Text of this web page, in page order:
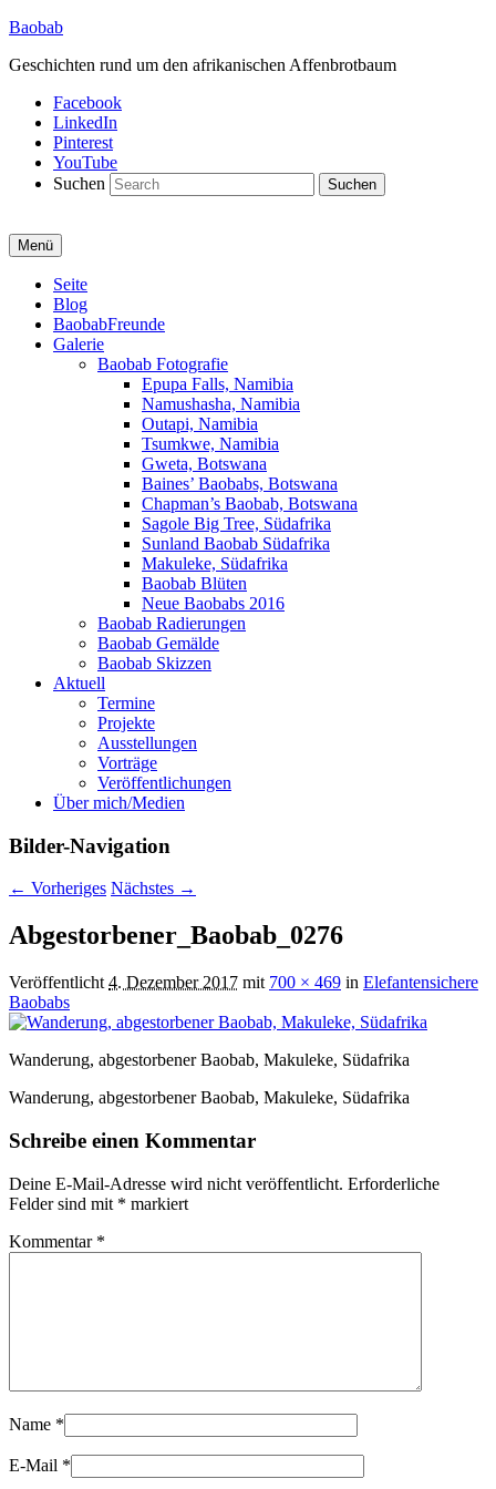
Baobab
Geschichten rund um den afrikanischen Affenbrotbaum
Facebook
LinkedIn
Pinterest
YouTube
Suchen
Menü
Primäres
Menü
Seite
Blog
BaobabFreunde
Galerie
Baobab Fotografie
Epupa Falls, Namibia
Namushasha, Namibia
Outapi, Namibia
Tsumkwe, Namibia
Gweta, Botswana
Baines’ Baobabs, Botswana
Chapman’s Baobab, Botswana
Sagole Big Tree, Südafrika
Sunland Baobab Südafrika
Makuleke, Südafrika
Baobab Blüten
Neue Baobabs 2016
Baobab Radierungen
Baobab Gemälde
Baobab Skizzen
Aktuell
Termine
Projekte
Ausstellungen
Vorträge
Veröffentlichungen
Über mich/Medien
Bilder-Navigation
← Vorheriges Nächstes →
Abgestorbener_Baobab_0276
Veröffentlicht 4. Dezember 2017 mit 700 × 469 in Elefantensichere
Baobabs
Wanderung, abgestorbener Baobab, Makuleke, Südafrika
Wanderung, abgestorbener Baobab, Makuleke, Südafrika
Schreibe einen Kommentar
Deine E-Mail-Adresse wird nicht veröffentlicht. Erforderliche
Felder sind mit * markiert
Kommentar *
Name *
E-Mail *